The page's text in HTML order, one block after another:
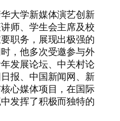
大学新媒体演艺创新
师、学生会主席及校
职务，展现出极强的
，他多次受邀参与外
发展论坛、中关村论
报、中国新闻网、新
心媒体项目，在国际
发挥了积极而独特的